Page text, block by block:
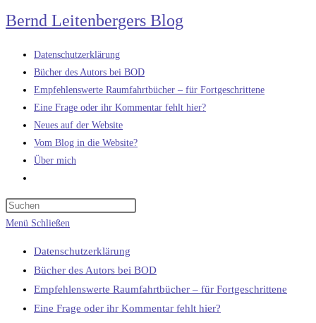
Zum
Inhalt
springen
Bernd Leitenbergers Blog
Datenschutzerklärung
Bücher des Autors bei BOD
Empfehlenswerte Raumfahrtbücher – für Fortgeschrittene
Eine Frage oder ihr Kommentar fehlt hier?
Neues auf der Website
Vom Blog in die Website?
Über mich
umschalten
Menü Schließen
Datenschutzerklärung
Bücher des Autors bei BOD
Empfehlenswerte Raumfahrtbücher – für Fortgeschrittene
Eine Frage oder ihr Kommentar fehlt hier?